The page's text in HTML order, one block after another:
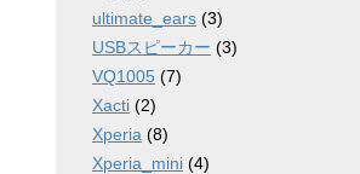
ultimate_ears (3)
USBスピーカー (3)
VQ1005 (7)
Xacti (2)
Xperia (8)
Xperia_mini (4)